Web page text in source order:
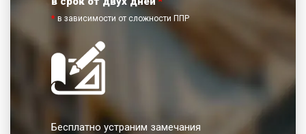
* в зависимости от сложности ППР
Бесплатно устраним замечания